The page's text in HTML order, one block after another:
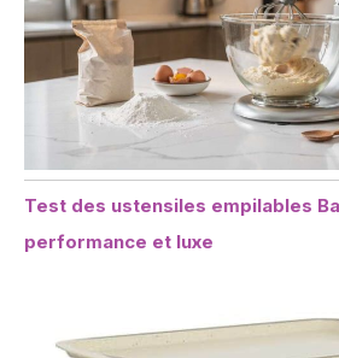
Test des ustensiles empilables
performance et luxe